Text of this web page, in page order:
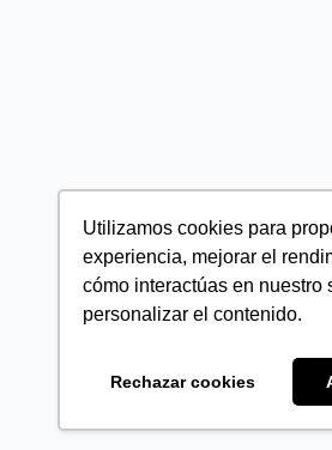
Utilizamos cookies para
experiencia, mejorar el
cómo interactúas en nuestro
personalizar el contenido.
Rechazar cookies